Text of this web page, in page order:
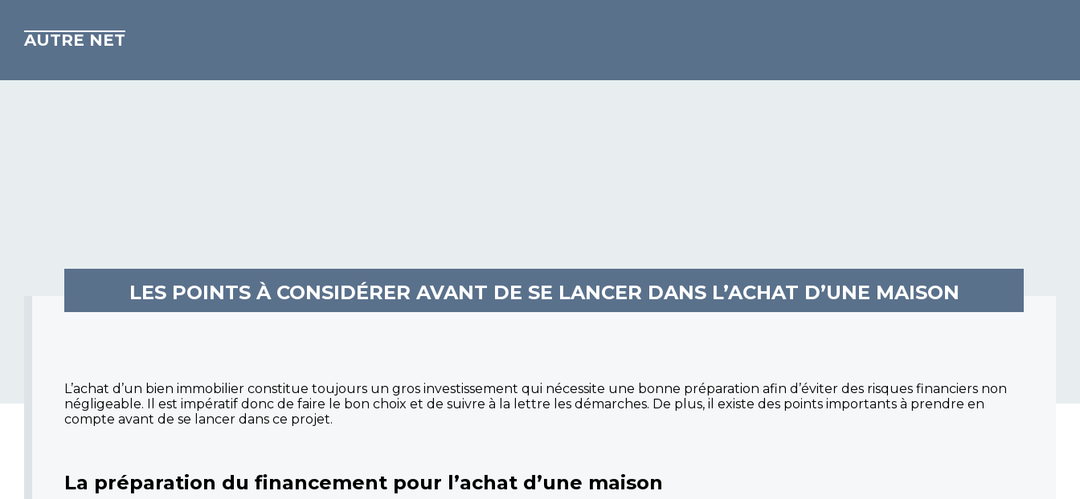
AUTRE NET
LES POINTS À CONSIDÉRER AVANT DE SE LANCER DANS L’ACHAT D’UNE MAISON
L’achat d’un bien immobilier constitue toujours un gros investissement qui nécessite une bonne préparation afin d’éviter des risques financiers non
négligeable. Il est impératif donc de faire le bon choix et de suivre à la lettre les démarches. De plus, il existe des points importants à prendre en
compte avant de se lancer dans ce projet.
La préparation du financement pour l’achat d’une maison